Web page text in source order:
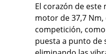
El corazón de este
motor de 37,7
competición,
puesta a punto de